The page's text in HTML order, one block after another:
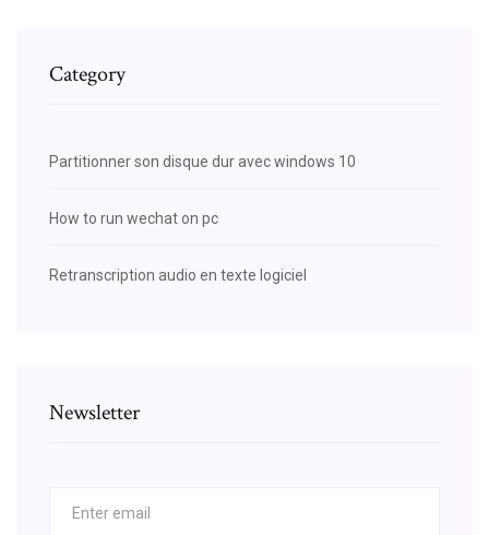
Category
Partitionner son disque dur avec windows 10
How to run wechat on pc
Retranscription audio en texte logiciel
Newsletter